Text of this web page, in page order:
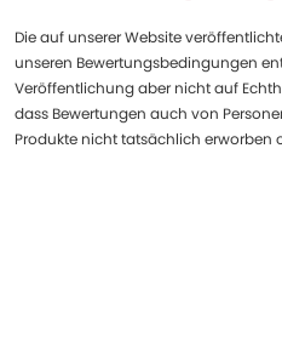
Die auf unserer Website
unseren Bewertungsbedingungen
Veröffentlichung aber nicht auf
dass Bewertungen auch von
Produkte nicht tatsächlich erworben